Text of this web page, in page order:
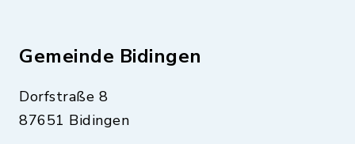
Gemeinde Bidingen
Dorfstraße 8
87651 Bidingen